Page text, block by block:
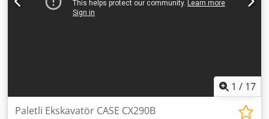
1 / 17
Paletli Ekskavatör CASE CX290B